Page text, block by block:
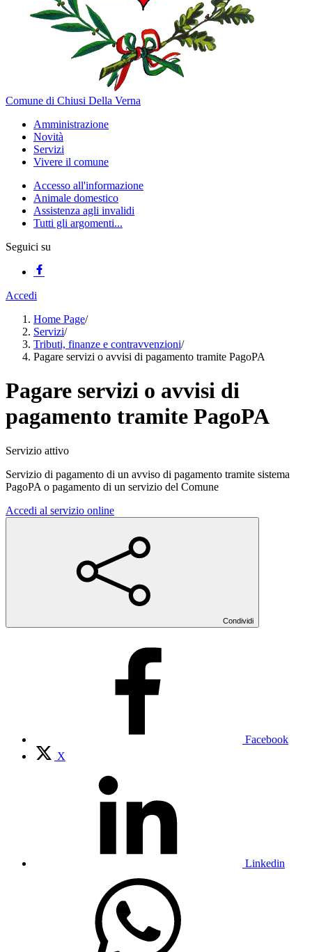
Comune di Chiusi Della Verna
Amministrazione
Novità
Servizi
Vivere il comune
Accesso all'informazione
Animale domestico
Assistenza agli invalidi
Tutti gli argomenti...
Seguici su
Accedi
Home Page/
Servizi/
Tributi, finanze e contravvenzioni/
Pagare servizi o avvisi di pagamento tramite PagoPA
Pagare servizi o avvisi di
pagamento tramite PagoPA
Servizio attivo
Servizio di pagamento di un avviso di pagamento tramite sistema
PagoPA o pagamento di un servizio del Comune
Accedi al servizio online
Condividi
Facebook
X
Linkedin